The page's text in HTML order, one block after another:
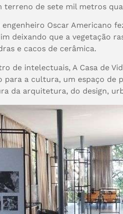
terreno de sete mil metros
engenheiro Oscar Americano
deixando que a vegetação
e cacos de cerâmica.
de intelectuais, A Casa de
a cultura, um espaço de
da arquitetura, do design,